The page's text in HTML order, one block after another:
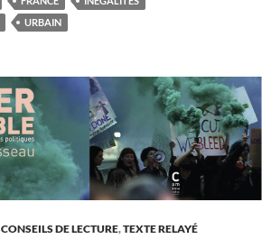
URBAIN
CONSEILS DE LECTURE,TEXTE RELAYÉ